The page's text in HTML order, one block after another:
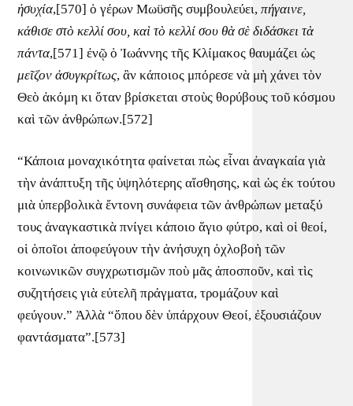
ἡσυχία,[570] ὁ γέρων Μωϋσῆς συμβουλεύει,πήγαινε,
κάθισε στὸ κελλί σου, καὶ τὸ κελλί σου θὰ σὲ διδάσκει τὰ
πάντα,[571] ἐνῷ ὁ Ἰωάννης τῆς Κλίμακος θαυμάζει ὡς
μεῖζον ἀσυγκρίτως, ἂν κάποιος μπόρεσε νὰ μὴ χάνει τὸν
Θεὸ ἀκόμη κι ὅταν βρίσκεται στοὺς θορύβους τοῦ κόσμου
καὶ τῶν ἀνθρώπων.[572]
“Κάποια μοναχικότητα φαίνεται πὼς εἶναι ἀναγκαία γιὰ
τὴν ἀνάπτυξη τῆς ὑψηλότερης αἴσθησης, καὶ ὡς ἐκ τούτου
μιὰ ὑπερβολικὰ ἔντονη συνάφεια τῶν ἀνθρώπων μεταξύ
τους ἀναγκαστικὰ πνίγει κάποιο ἅγιο φύτρο, καὶ οἱ θεοί,
οἱ ὁποῖοι ἀποφεύγουν τὴν ἀνήσυχη ὀχλοβοὴ τῶν
κοινωνικῶν συγχρωτισμῶν ποὺ μᾶς ἀποσποῦν, καὶ τὶς
συζητήσεις γιὰ εὐτελῆ πράγματα, τρομάζουν καὶ
φεύγουν.” Ἀλλὰ “ὅπου δὲν ὑπάρχουν Θεοί, ἐξουσιάζουν
φαντάσματα”.[573]